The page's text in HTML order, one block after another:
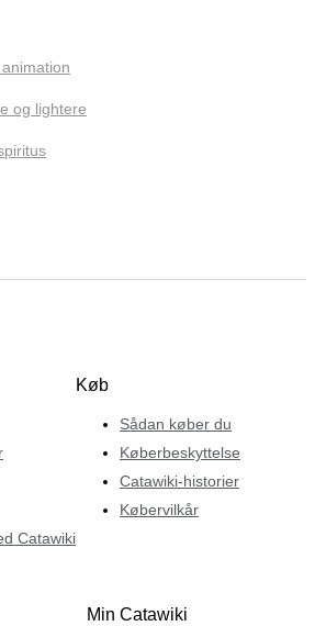
og lightere
Catawiki
Køb
Sådan køber du
Køberbeskyttelse
Catawiki-historier
Købervilkår
Min Catawiki